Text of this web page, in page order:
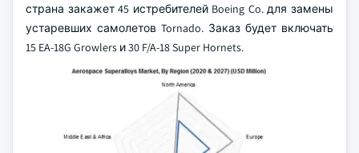
страна закажет 45 истребителей Boeing Co. для замены
устаревших самолетов Tornado. Заказ будет включать
15 EA-18G Growlers и 30 F/A-18 Super Hornets.